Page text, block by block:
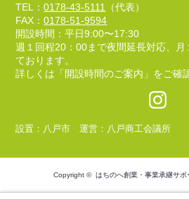
TEL：0178-43-5111
（代表）
FAX：0178-51-9594
開設時間：平日9:00〜17:30
週１回程20：00まで夜間延長対応、月
ております。
詳しくは「開設時間のご案内」をご確
設置：八戸市 運営：八戸商工会議所
Copyright © はちのへ創業・事業承継サポ